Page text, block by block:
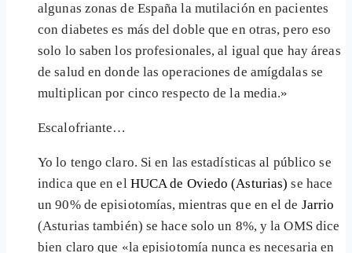
algunas zonas de España la mutilación en pacientes
con diabetes es más del doble que en otras, pero eso
solo lo saben los profesionales, al igual que hay áreas
de salud en donde las operaciones de amígdalas se
multiplican por cinco respecto de la media.»
Escalofriante…
Yo lo tengo claro. Si en las estadísticas al público se
indica que en el HUCA de Oviedo (Asturias) se hace
un 90% de episiotomías, mientras que en el de Jarrio
(Asturias también) se hace solo un 8%, y la OMS dice
bien claro que «la episiotomía nunca es necesaria en